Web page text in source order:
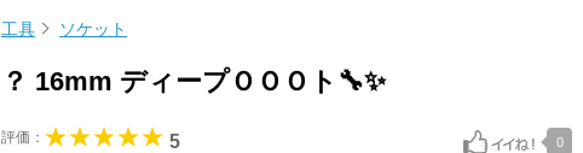
工具 ソケット
？ 16mm ディープＯＯＯト🔧✨
評価： 5 0